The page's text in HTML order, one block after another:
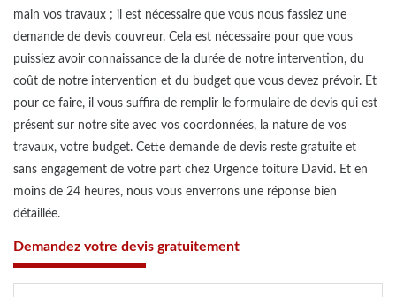
main vos travaux ; il est nécessaire que vous nous fassiez une
demande de devis couvreur. Cela est nécessaire pour que vous
puissiez avoir connaissance de la durée de notre intervention, du
coût de notre intervention et du budget que vous devez prévoir. Et
pour ce faire, il vous suffira de remplir le formulaire de devis qui est
présent sur notre site avec vos coordonnées, la nature de vos
travaux, votre budget. Cette demande de devis reste gratuite et
sans engagement de votre part chez Urgence toiture David. Et en
moins de 24 heures, nous vous enverrons une réponse bien
détaillée.
Demandez votre devis gratuitement